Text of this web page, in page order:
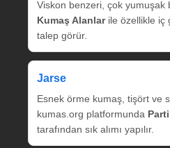
Viskon benzeri, çok yumuşak
Kumaş Alanlarile özellikle iç
talep görür.
Jarse
Esnek örme kumaş, tişört ve
kumas.org platformunda
tarafından sık alımı yapılır.